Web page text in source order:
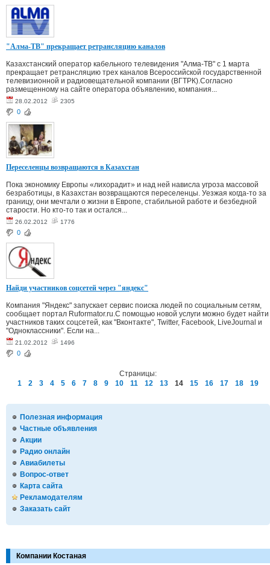
Полезная информация
Частные объявления
Акции
Радио онлайн
Авиабилеты
Вопрос-ответ
Карта сайта
Рекламодателям
Заказать сайт
Компании Костаная
"Алма-ТВ" прекращает ретрансляцию каналов
Казахстанский оператор кабельного телевидения "Алма-ТВ" с 1 марта
прекращает ретрансляцию трех каналов Всероссийской государственной
телевизионной и радиовещательной компании (ВГТРК).Согласно
размещенному на сайте оператора объявлению, компания...
28.02.2012 2305
0
Переселенцы возвращаются в Казахстан
Пока экономику Европы «лихорадит» и над ней нависла угроза массовой
безработицы, в Казахстан возвращаются переселенцы. Уезжая когда-то за
границу, они мечтали о жизни в Европе, стабильной работе и безбедной
старости. Но кто-то так и остался...
26.02.2012 1776
0
Найди участников соцсетей через "яндекс"
Компания "Яндекс" запускает сервис поиска людей по социальным сетям,
сообщает портал Ruformator.ru.С помощью новой услуги можно будет найти
участников таких соцсетей, как "Вконтакте", Twitter, Facebook, LiveJournal и
"Одноклассники". Если на...
21.02.2012 1496
0
Страницы:
1
2 3 4 5 6 7 8 9 10 11 12 13 14 15 16 17 18 19